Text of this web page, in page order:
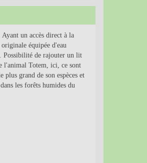
un accès direct à la
équipée d'eau
Possibilité de rajouter un lit
l'animal Totem, ici, ce sont
plus grand de son espèces et
les forêts humides du